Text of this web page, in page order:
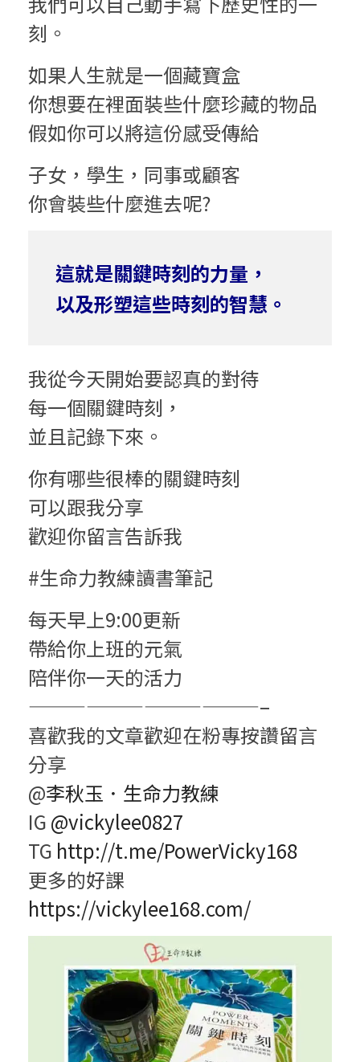
刻。
如果人生就是一個藏寶盒
你想要在裡面裝些什麼珍藏的物品
假如你可以將這份感受傳給
子女，學生，同事或顧客
你會裝些什麼進去呢?
這就是關鍵時刻的力量，
以及形塑這些時刻的智慧。
我從今天開始要認真的對待
每一個關鍵時刻，
並且記錄下來。
你有哪些很棒的關鍵時刻
可以跟我分享
歡迎你留言告訴我
#生命力教練讀書筆記
每天早上9:00更新
帶給你上班的元氣
陪伴你一天的活力
————————————–
喜歡我的文章歡迎在粉專按讚留言
分享
@李秋玉．生命力教練
IG @vickylee0827
TG http://t.me/PowerVicky168
更多的好課
https://vickylee168.com/